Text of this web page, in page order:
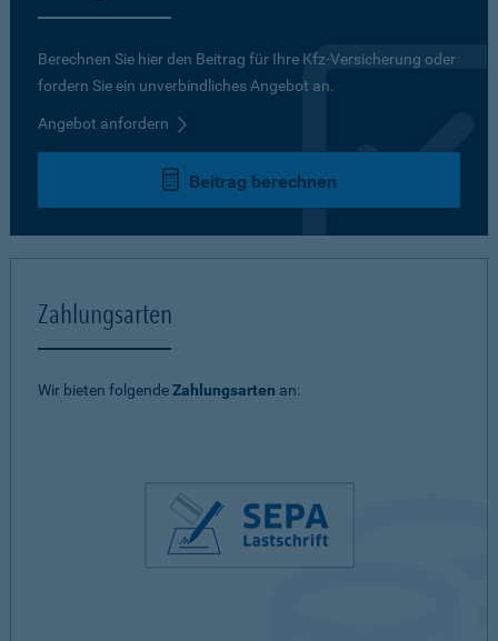
Berechnen Sie hier den Beitrag für Ihre Kfz-Versicherung oder
fordern Sie ein unverbindliches Angebot an.
Angebot anfordern
Beitrag berechnen
Zahlungsarten
Wir bieten folgendeZahlungsarten an: